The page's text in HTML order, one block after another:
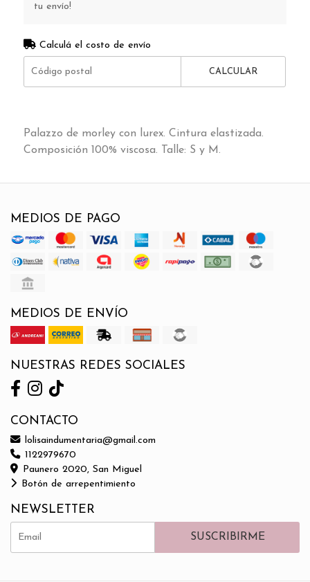
tu envío!
Calculá el costo de envío
CALCULAR
Palazzo de morley con lurex. Cintura elastizada.
Composición 100% viscosa. Talle: S y M.
MEDIOS DE PAGO
MEDIOS DE ENVÍO
NUESTRAS REDES SOCIALES
CONTACTO
lolisaindumentaria@gmail.com
1122979670
Paunero 2020, San Miguel
Botón de arrepentimiento
NEWSLETTER
SUSCRIBIRME